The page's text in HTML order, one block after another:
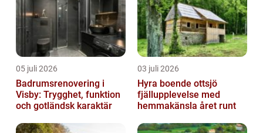
05 juli 2026
Badrumsrenovering i
Visby: Trygghet, funktion
och gotländsk karaktär
03 juli 2026
Hyra boende ottsjö
fjällupplevelse med
hemmakänsla året runt